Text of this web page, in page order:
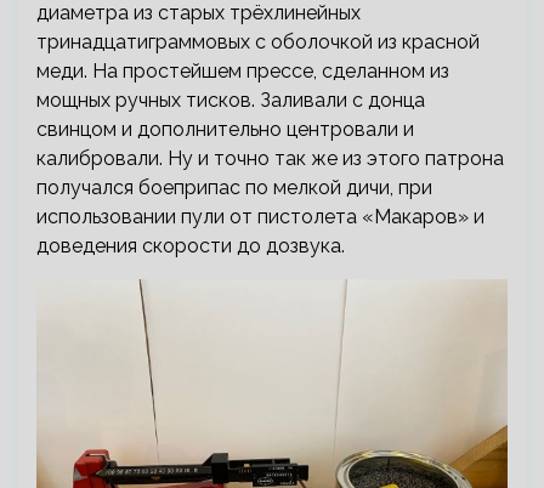
диаметра из старых трёхлинейных
тринадцатиграммовых с оболочкой из красной
меди. На простейшем прессе, сделанном из
мощных ручных тисков. Заливали с донца
свинцом и дополнительно центровали и
калибровали. Ну и точно так же из этого патрона
получался боеприпас по мелкой дичи, при
использовании пули от пистолета «Макаров» и
доведения скорости до дозвука.